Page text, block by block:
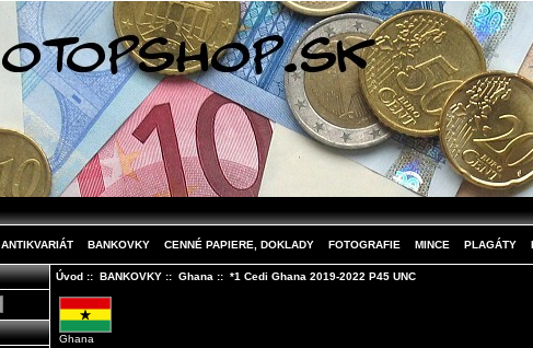
ANTIKVARIÁT BANKOVKY CENNÉ PAPIERE, DOKLADY FOTOGRAFIE MINCE PLAGÁTY
Úvod:: BANKOVKY:: Ghana :: *1 Cedi Ghana 2019-2022 P45 UNC
Ghana